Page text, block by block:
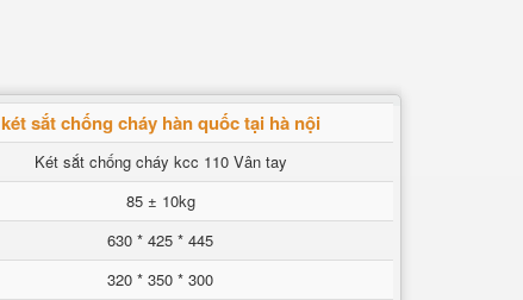
két sắt chống cháy hàn quốc tại hà nội
Két sắt chống cháy kcc 110 Vân tay
85 ± 10kg
630 * 425 * 445
320 * 350 * 300